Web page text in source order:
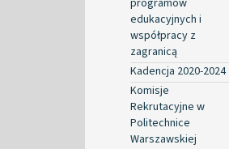
edukacyjnych i
współpracy z
zagranicą
Kadencja 2020-2024
Komisje
Rekrutacyjne w
Politechnice
Warszawskiej